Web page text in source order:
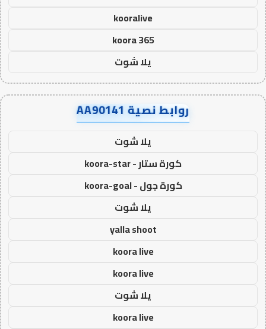
kooralive
koora 365
يلا شوت
روابط نصية AA90141
يلا شوت
كورة ستار - koora-star
كورة جول - koora-goal
يلا شوت
yalla shoot
koora live
koora live
يلا شوت
koora live